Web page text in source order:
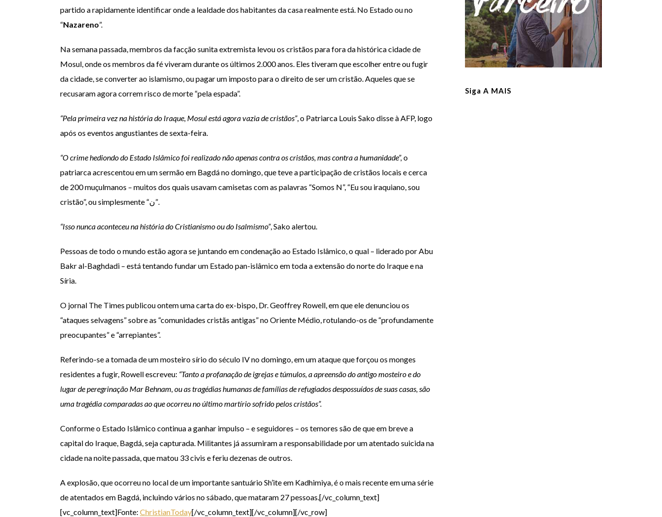
partido a rapidamente identificar onde a lealdade dos habitantes da casa realmente está. No Estado ou no
“Nazareno”.
Na semana passada, membros da facção sunita extremista levou os cristãos para fora da histórica cidade de
Mosul, onde os membros da fé viveram durante os últimos 2.000 anos. Eles tiveram que escolher entre ou fugir
da cidade, se converter ao islamismo, ou pagar um imposto para o direito de ser um cristão. Aqueles que se
recusaram agora correm risco de morte “pela espada”.
“Pela primeira vez na história do Iraque, Mosul está agora vazia de cristãos”, o Patriarca Louis Sako disse à AFP, logo
após os eventos angustiantes de sexta-feira.
“O crime hediondo do Estado Islâmico foi realizado não apenas contra os cristãos, mas contra a humanidade”,o
patriarca acrescentou em um sermão em Bagdá no domingo, que teve a participação de cristãos locais e cerca
de 200 muçulmanos – muitos dos quais usavam camisetas com as palavras “Somos N”, “Eu sou iraquiano, sou
cristão”, ou simplesmente “ن”.
“Isso nunca aconteceu na história do Cristianismo ou do Isalmismo”, Sako alertou.
Pessoas de todo o mundo estão agora se juntando em condenação ao Estado Islâmico, o qual – liderado por Abu
Bakr al-Baghdadi – está tentando fundar um Estado pan-islâmico em toda a extensão do norte do Iraque e na
Síria.
O jornal The Times publicou ontem uma carta do ex-bispo, Dr. Geoffrey Rowell, em que ele denunciou os
“ataques selvagens” sobre as “comunidades cristãs antigas” no Oriente Médio, rotulando-os de “profundamente
preocupantes” e “arrepiantes”.
Referindo-se a tomada de um mosteiro sírio do século IV no domingo, em um ataque que forçou os monges
residentes a fugir, Rowell escreveu: “Tanto a profanação de igrejas e túmulos, a apreensão do antigo mosteiro e do
lugar de peregrinação Mar Behnam, ou as tragédias humanas de famílias de refugiados despossuídos de suas casas, são
uma tragédia comparadas ao que ocorreu no último martírio sofrido pelos cristãos”.
Conforme o Estado Islâmico continua a ganhar impulso – e seguidores – os temores são de que em breve a
capital do Iraque, Bagdá, seja capturada. Militantes já assumiram a responsabilidade por um atentado suicida na
cidade na noite passada, que matou 33 civis e feriu dezenas de outros.
A explosão, que ocorreu no local de um importante santuário Sh’ite em Kadhimiya, é o mais recente em uma série
de atentados em Bagdá, incluindo vários no sábado, que mataram 27 pessoas.[/vc_column_text]
[vc_column_text]Fonte: ChristianToday[/vc_column_text][/vc_column][/vc_row]
Siga A MAIS